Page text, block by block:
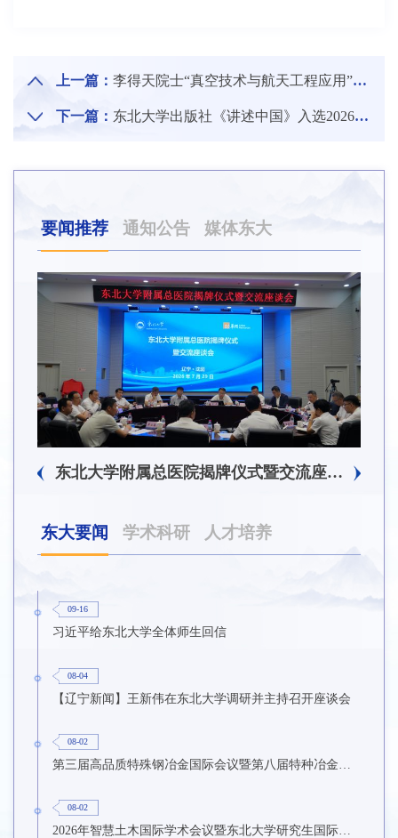
上一篇： 李得天院士“真空技术与航天工程应用”专场学术报告会举行
下一篇： 东北大学出版社《讲述中国》入选2026年全民终身学习活动社长总编荐书书目
要闻推荐 通知公告 媒体东大
东北大学附属总医院揭牌仪式暨交流座谈会举行
东大要闻 学术科研 人才培养
09-16
习近平给东北大学全体师生回信
08-04
【辽宁新闻】王新伟在东北大学调研并主持召开座谈会
08-02
08-02
2026年智慧土木国际学术会议暨东北大学研究生国际暑期学校第九期在东北大学召开